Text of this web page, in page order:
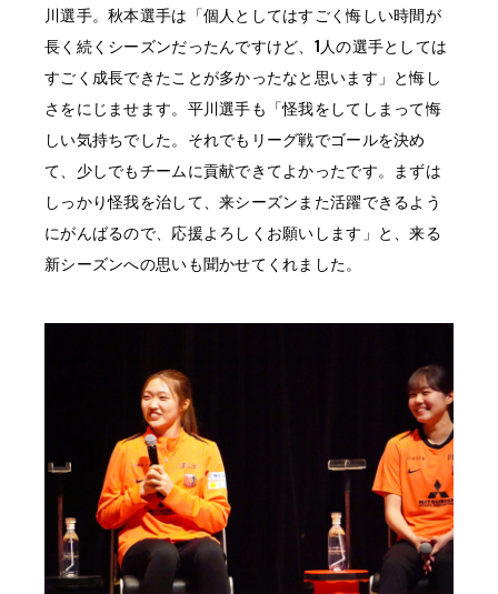
川選手。秋本選手は「個人としてはすごく悔しい時間が
長く続くシーズンだったんですけど、1人の選手としては
すごく成長できたことが多かったなと思います」と悔し
さをにじませます。平川選手も「怪我をしてしまって悔
しい気持ちでした。それでもリーグ戦でゴールを決め
て、少しでもチームに貢献できてよかったです。まずは
しっかり怪我を治して、来シーズンまた活躍できるよう
にがんばるので、応援よろしくお願いします」と、来る
新シーズンへの思いも聞かせてくれました。